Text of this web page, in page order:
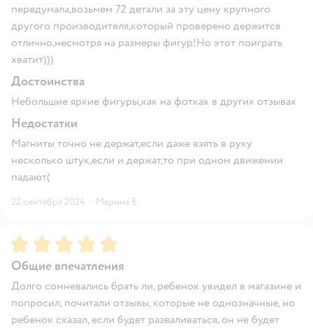
передумала,возьмем 72 детали за эту цену крупного
другого производителя,который проверено держится
отлично,несмотря на размеры фигур!Но этот поиграть
хватит)))
Достоинства
Небольшие яркие фигуры,как на фотках в других отзывах
Недостатки
Магниты точно не держат,если даже взять в руку
несколько штук,если и держат,то при одном движении
падают(
22 сентября 2024 · Марина Б.
Рейтинг:5
Общие впечатления
Долго сомневались брать ли, ребенок увидел в магазине и
попросил, почитали отзывы, которые не однозначные, но
ребенок сказал, если будет разваливаться, он не будет